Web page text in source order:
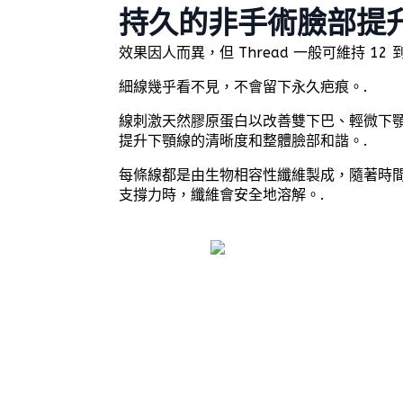
持久的非手術臉部提
效果因人而異，但 Thread 一般可維持 12
細線幾乎看不見，不會留下永久疤痕。.
線刺激天然膠原蛋白以改善雙下巴、輕微下
提升下顎線的清晰度和整體臉部和諧。.
每條線都是由生物相容性纖維製成，隨著時
支撐力時，纖維會安全地溶解。.